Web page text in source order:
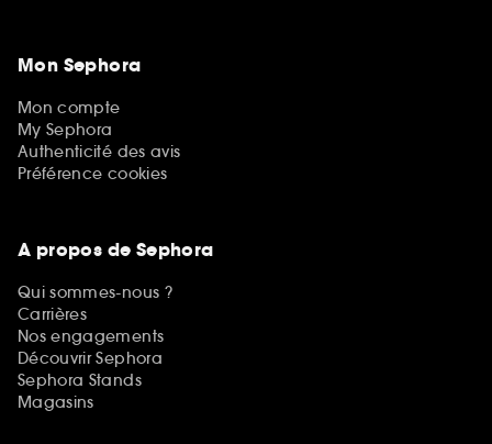
Mon Sephora
Mon compte
My Sephora
Authenticité des avis
Préférence cookies
A propos de Sephora
Qui sommes-nous ?
Carrières
Nos engagements
Découvrir Sephora
Sephora Stands
Magasins